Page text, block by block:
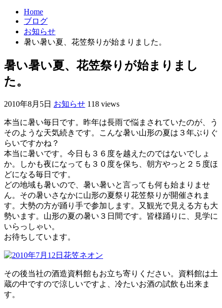
Home
ブログ
お知らせ
暑い暑い夏、花笠祭りが始まりました。
暑い暑い夏、花笠祭りが始まりまし
た。
2010年8月5日 お知らせ 118 views
本当に暑い毎日です。昨年は長雨で悩まされていたのが、う
そのような天気続きです。こんな暑い山形の夏は３年ぶりぐ
らいですかね？
本当に暑いです。今日も３６度を越えたのではないでしょ
か。しかも夜になっても３０度を保ち、朝方やっと２５度ほ
どになる毎日です。
どの地域も暑いので、暑い暑いと言っても何も始まりませ
ん。その暑いさなかに山形の夏祭り花笠祭りが開催されま
す。大勢の方が踊り手で参加します。又観光で見える方も大
勢います。山形の夏の暑い３日間です。皆様踊りに、見学に
いらっしゃい。
お待ちしています。
その後当社の酒造資料館もお立ち寄りください。資料館は土
蔵の中ですので涼しいですよ、冷たいお酒の試飲も出来ま
す。